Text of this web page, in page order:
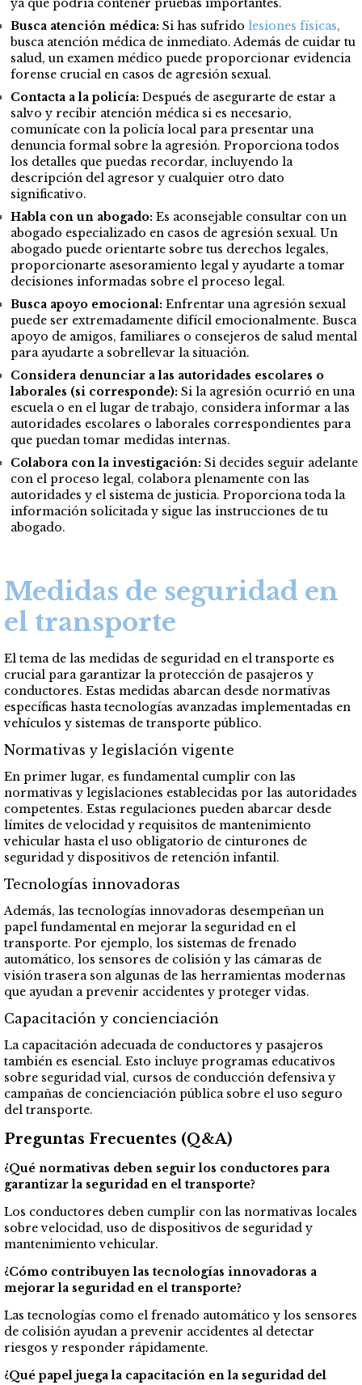
Busca atención médica: Si has sufrido lesiones físicas,
busca atención médica de inmediato. Además de cuidar tu
salud, un examen médico puede proporcionar evidencia
forense crucial en casos de agresión sexual.
Contacta a la policía: Después de asegurarte de estar a
salvo y recibir atención médica si es necesario,
comunícate con la policía local para presentar una
denuncia formal sobre la agresión. Proporciona todos
los detalles que puedas recordar, incluyendo la
descripción del agresor y cualquier otro dato
significativo.
Habla con un abogado: Es aconsejable consultar con un
abogado especializado en casos de agresión sexual. Un
abogado puede orientarte sobre tus derechos legales,
proporcionarte asesoramiento legal y ayudarte a tomar
decisiones informadas sobre el proceso legal.
Busca apoyo emocional: Enfrentar una agresión sexual
puede ser extremadamente difícil emocionalmente. Busca
apoyo de amigos, familiares o consejeros de salud mental
para ayudarte a sobrellevar la situación.
Considera denunciar a las autoridades escolares o
laborales (si corresponde): Si la agresión ocurrió en una
escuela o en el lugar de trabajo, considera informar a las
autoridades escolares o laborales correspondientes para
que puedan tomar medidas internas.
Colabora con la investigación: Si decides seguir adelante
con el proceso legal, colabora plenamente con las
autoridades y el sistema de justicia. Proporciona toda la
información solicitada y sigue las instrucciones de tu
abogado.
Medidas de seguridad en
el transporte
El tema de las medidas de seguridad en el transporte es
crucial para garantizar la protección de pasajeros y
conductores. Estas medidas abarcan desde normativas
específicas hasta tecnologías avanzadas implementadas en
vehículos y sistemas de transporte público.
Normativas y legislación vigente
En primer lugar, es fundamental cumplir con las
normativas y legislaciones establecidas por las autoridades
competentes. Estas regulaciones pueden abarcar desde
límites de velocidad y requisitos de mantenimiento
vehicular hasta el uso obligatorio de cinturones de
seguridad y dispositivos de retención infantil.
Tecnologías innovadoras
Además, las tecnologías innovadoras desempeñan un
papel fundamental en mejorar la seguridad en el
transporte. Por ejemplo, los sistemas de frenado
automático, los sensores de colisión y las cámaras de
visión trasera son algunas de las herramientas modernas
que ayudan a prevenir accidentes y proteger vidas.
Capacitación y concienciación
La capacitación adecuada de conductores y pasajeros
también es esencial. Esto incluye programas educativos
sobre seguridad vial, cursos de conducción defensiva y
campañas de concienciación pública sobre el uso seguro
del transporte.
Preguntas Frecuentes (Q&A)
¿Qué normativas deben seguir los conductores para
garantizar la seguridad en el transporte?
Los conductores deben cumplir con las normativas locales
sobre velocidad, uso de dispositivos de seguridad y
mantenimiento vehicular.
¿Cómo contribuyen las tecnologías innovadoras a
mejorar la seguridad en el transporte?
Las tecnologías como el frenado automático y los sensores
de colisión ayudan a prevenir accidentes al detectar
riesgos y responder rápidamente.
¿Qué papel juega la capacitación en la seguridad del